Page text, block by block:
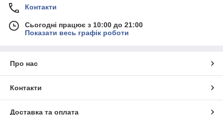
Контакти
Сьогодні працює з 10:00 до 21:00
Показати весь графік роботи
Про нас
Контакти
Доставка та оплата